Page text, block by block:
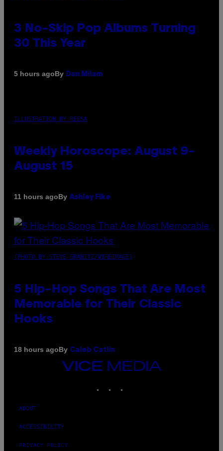
3 No-Skip Pop Albums Turning
30 This Year
5 hours agoBy Dan Milam
ILLUSTRATION BY REESA
Weekly Horoscope: August 9-
August 15
11 hours agoBy Ashley Fike
(PHOTO BY STEVE GRANITZ/WIREIMAGE)
5 Hip-Hop Songs That Are Most
Memorable for Their Classic
Hooks
18 hours agoBy Caleb Catlin
VICE
MEDIA
ABOUT
ACCESSIBILITY
PRIVACY POLICY